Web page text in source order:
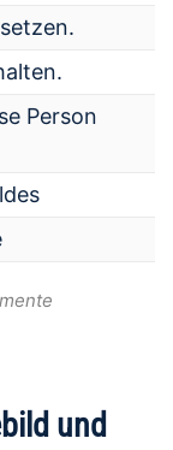
Person
und